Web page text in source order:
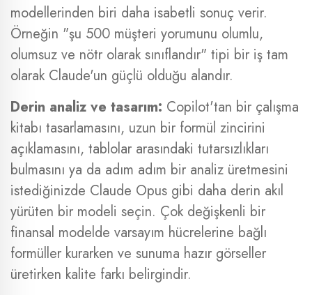
modellerinden biri daha isabetli sonuç verir.
Örneğin "şu 500 müşteri yorumunu olumlu,
olumsuz ve nötr olarak sınıflandır" tipi bir iş tam
olarak Claude'un güçlü olduğu alandır.
Derin analiz ve tasarım: Copilot'tan bir çalışma
kitabı tasarlamasını, uzun bir formül zincirini
açıklamasını, tablolar arasındaki tutarsızlıkları
bulmasını ya da adım adım bir analiz üretmesini
istediğinizde Claude Opus gibi daha derin akıl
yürüten bir modeli seçin. Çok değişkenli bir
finansal modelde varsayım hücrelerine bağlı
formüller kurarken ve sunuma hazır görseller
üretirken kalite farkı belirgindir.